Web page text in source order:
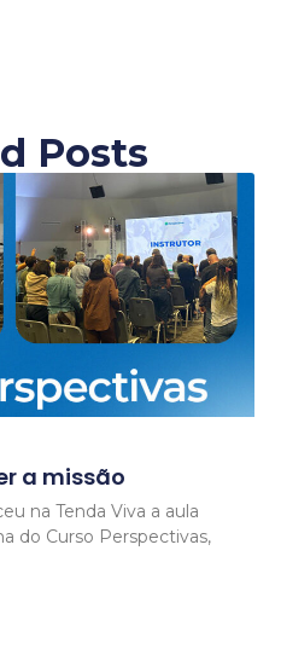
Posts
a missão
na Tenda Viva a aula
do Curso Perspectivas,